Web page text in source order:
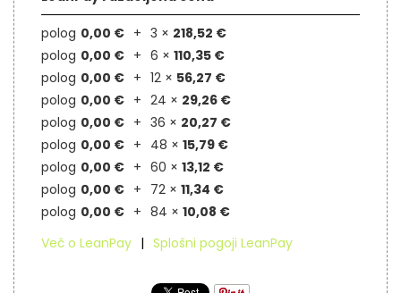
polog 0,00 € 3 × 218,52 €
polog 0,00 € 6 × 110,35 €
polog 0,00 € 12 × 56,27 €
polog 0,00 € 24 × 29,26 €
polog 0,00 € 36 × 20,27 €
polog 0,00 € 48 × 15,79 €
polog 0,00 € 60 × 13,12 €
polog 0,00 € 72 × 11,34 €
polog 0,00 € 84 × 10,08 €
Več o LeanPay
Splošni pogoji LeanPay